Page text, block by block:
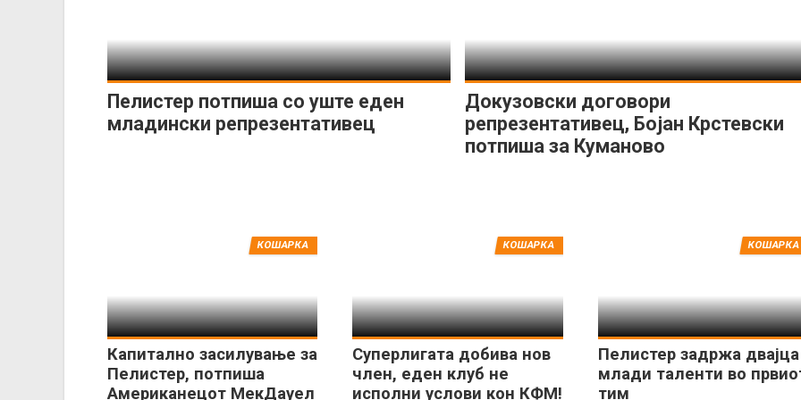
Пелистер потпиша со уште еден
младински репрезентативец
Докузовски договори
репрезентативец, Бојан Крстевски
потпиша за Куманово
Капитално засилување за
Пелистер, потпиша
Американецот МекДауел
КОШАРКА
Суперлигата добива нов
член, еден клуб не
исполни услови кон КФМ!
КОШАРКА
Пелистер задржа двајца
млади таленти во
тим
КОШАРКА